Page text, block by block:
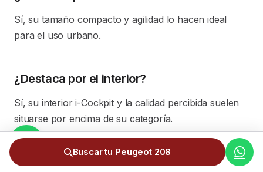
Sí, su tamaño compacto y agilidad lo hacen ideal
para el uso urbano.
¿Destaca por el interior?
Sí, su interior i-Cockpit y la calidad percibida suelen
situarse por encima de su categoría.
¿El precio incluye todos los gastos?
Buscar tu Peugeot 208